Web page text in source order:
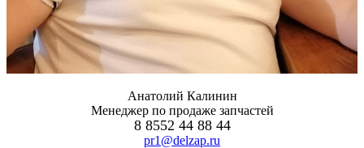
Анатолий Калинин
Менеджер по продаже запчастей
8 8552 44 88 44
pr1@delzap.ru